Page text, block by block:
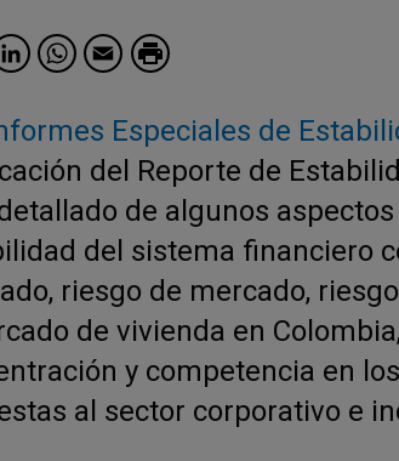
LinkedIn
WhatsApp
Email
Especiales de
del Reporte de
de algunos
del sistema financiero
riesgo de mercado,
de vivienda en
y competencia en
al sector corporativo e